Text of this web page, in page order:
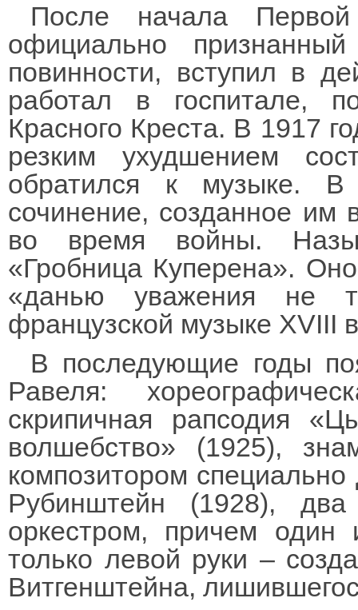
После начала
официально
повинности, вступил в
работал в госпитале,
Красного Креста. В 1917
резким ухудшением
обратился к музыке.
сочинение, созданное им
во время войны.
«Гробница Куперена».
«данью уважения не
французской музыке XVIII
В последующие годы
Равеля:
скрипичная рапсодия
волшебство» (1925),
композитором
Рубинштейн (1928),
оркестром, причем
только левой руки –
Витгенштейна,